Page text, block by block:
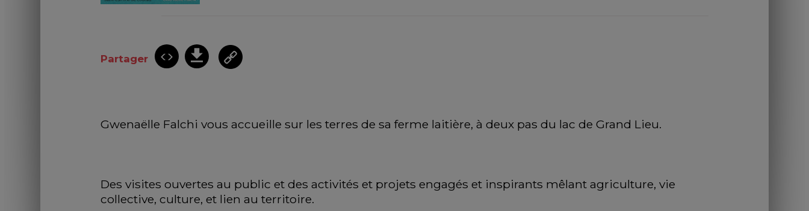
Partager
Gwenaëlle Falchi vous accueille sur les terres de sa ferme laitière, à deux pas du lac de Grand Lieu.
Des visites ouvertes au public et des activités et projets engagés et inspirants mêlant agriculture, vie
collective, culture, et lien au territoire.